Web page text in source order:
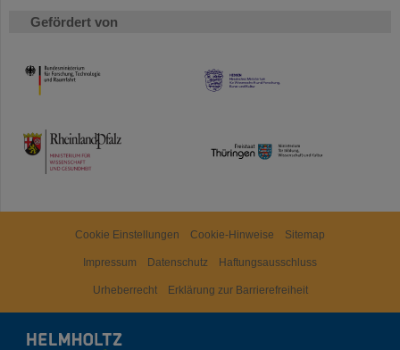
Gefördert von
HMWK
TMWWDG
Cookie Einstellungen Cookie-Hinweise Sitemap
Impressum Datenschutz Haftungsausschluss
Urheberrecht Erklärung zur Barrierefreiheit